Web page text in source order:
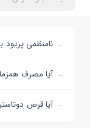
نامنظمی پریود
آیا مصرف
آیا قرص